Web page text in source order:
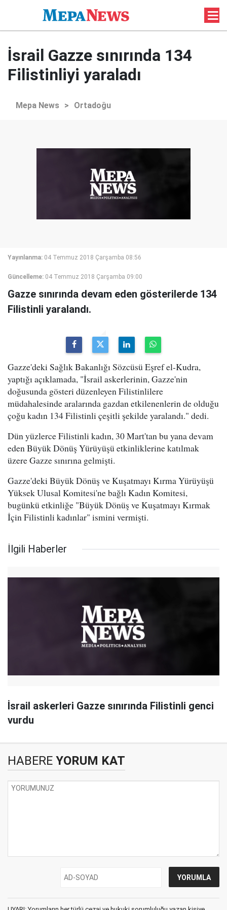
İsrail Gazze sınırında 134
Filistinliyi yaraladı
Mepa News > Ortadoğu
Yayınlanma: 04 Temmuz 2018 Çarşamba 08:56
Güncelleme: 04 Temmuz 2018 Çarşamba 09:00
Gazze sınırında devam eden gösterilerde 134
Filistinli yaralandı.
Gazze'deki Sağlık Bakanlığı Sözcüsü Eşref el-Kudra,
yaptığı açıklamada, "İsrail askerlerinin, Gazze'nin
doğusunda gösteri düzenleyen Filistinlilere
müdahalesinde aralarında gazdan etkilenenlerin de olduğu
çoğu kadın 134 Filistinli çeşitli şekilde yaralandı." dedi.
Dün yüzlerce Filistinli kadın, 30 Mart'tan bu yana devam
eden Büyük Dönüş Yürüyüşü etkinliklerine katılmak
üzere Gazze sınırına gelmişti.
Gazze'deki Büyük Dönüş ve Kuşatmayı Kırma Yürüyüşü
Yüksek Ulusal Komitesi'ne bağlı Kadın Komitesi,
bugünkü etkinliğe "Büyük Dönüş ve Kuşatmayı Kırmak
İçin Filistinli kadınlar" ismini vermişti.
İlgili Haberler
İsrail askerleri Gazze sınırında Filistinli genci
vurdu
HABERE YORUM KAT